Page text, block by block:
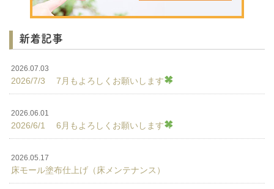
新着記事
2026.07.03
2026/7/3 7月もよろしくお願いします
2026.06.01
2026/6/1 6月もよろしくお願いします
2026.05.17
床モール塗布仕上げ（床メンテナンス）